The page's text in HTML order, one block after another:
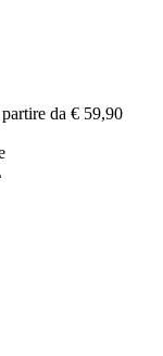
partire da € 59,90